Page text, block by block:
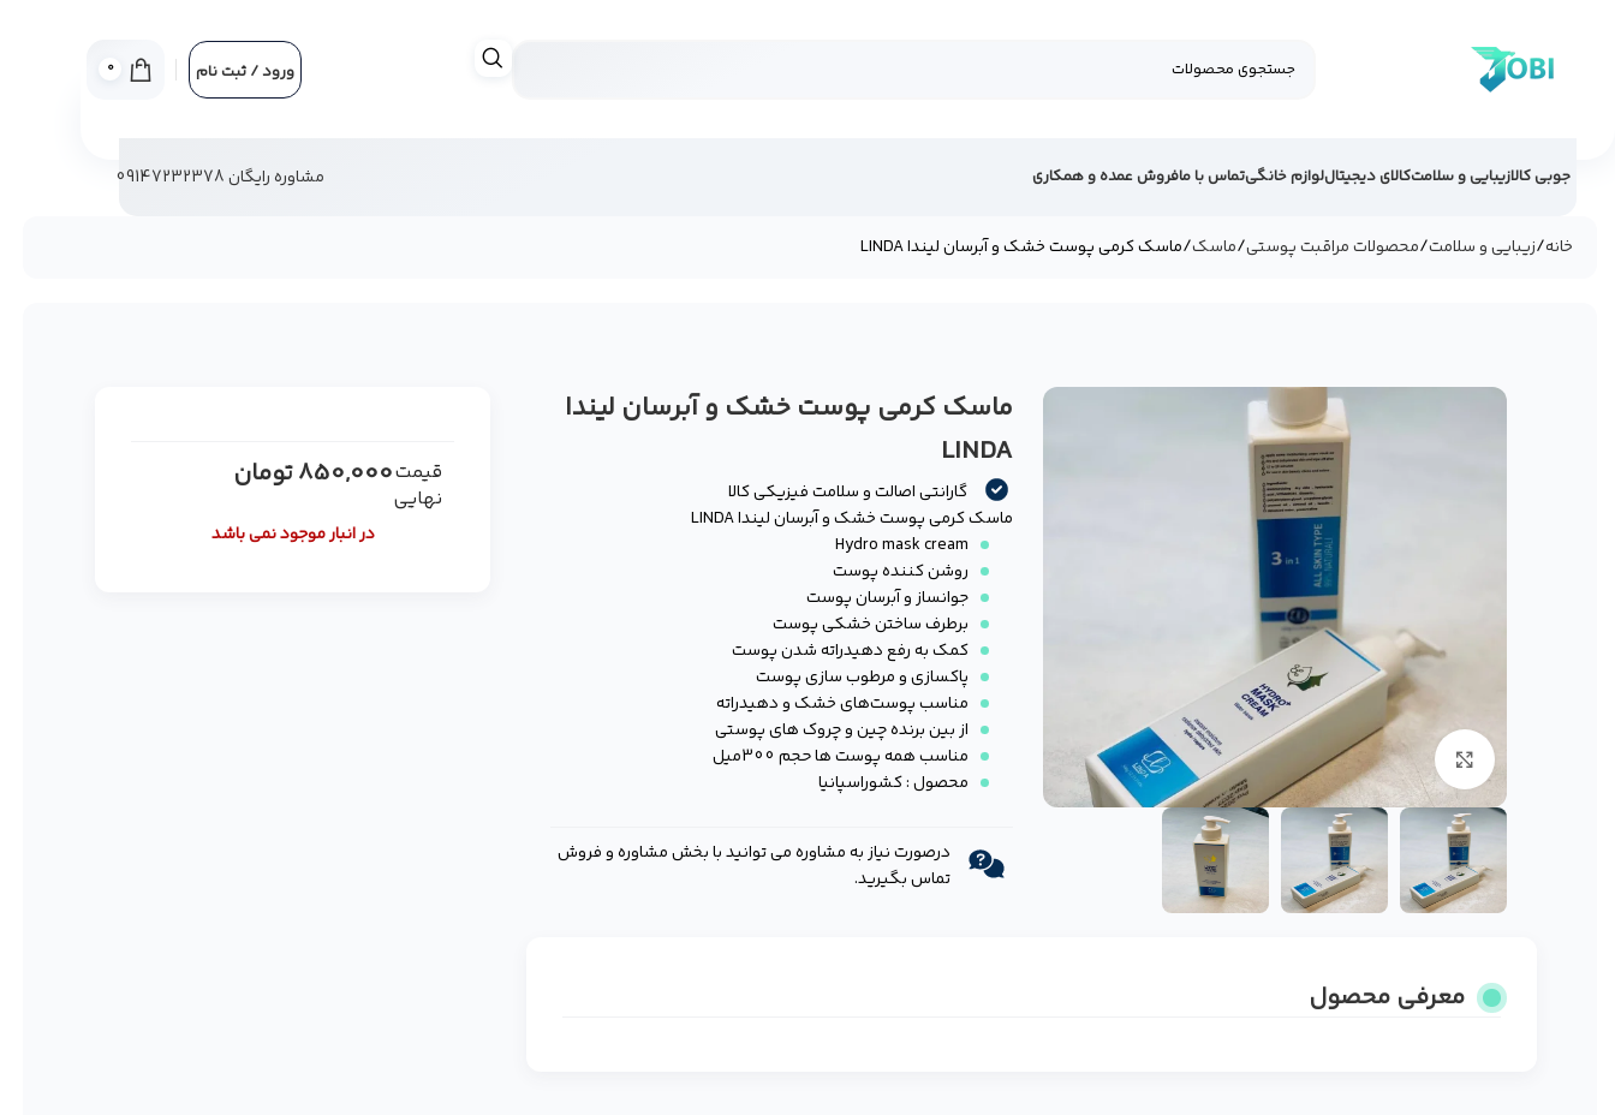
ورود / ثبت نام 0
جوبی کالازیبایی و سلامتکالای دیجیتاللوازم خانگیتماس با مافروش عمده و همکاری مشاوره رایگان 09147232378
خانه زیبایی و سلامت محصولات مراقبت پوستی ماسک ماسک کرمی پوست خشک و آبرسان لیندا LINDA
برای بزرگنمایی کلیک کنید
ماسک کرمی پوست خشک و آبرسان لیندا
LINDA
گارانتی اصالت و سلامت فیزیکی کالا
ماسک کرمی پوست خشک و آبرسان لیندا LINDA
Hydro mask cream
روشن کننده پوست
جوانساز و آبرسان پوست
برطرف ساختن خشکی پوست
کمک به رفع دهیدراته شدن پوست
پاکسازی و مرطوب سازی پوست
مناسب پوست‌های خشک و دهیدراته
از بین برنده چین و چروک های پوستی
مناسب همه پوست ها حجم 300میل
محصول : کشوراسپانیا
درصورت نیاز به مشاوره می توانید با بخش مشاوره و فروش
تماس بگیرید.
معرفی محصول
قیمت
نهایی
850,000تومان
در انبار موجود نمی باشد